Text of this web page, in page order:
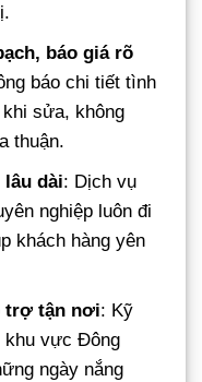
báo giá rõ
báo chi tiết tình
sửa, không
thuận.
lâu dài: Dịch vụ
nghiệp luôn đi
khách hàng yên
trợ tận nơi: Kỹ
khu vực Đông
ngày nắng